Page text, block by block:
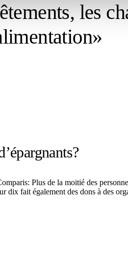
les
Plus de la moitié des
dix fait également des dons à des